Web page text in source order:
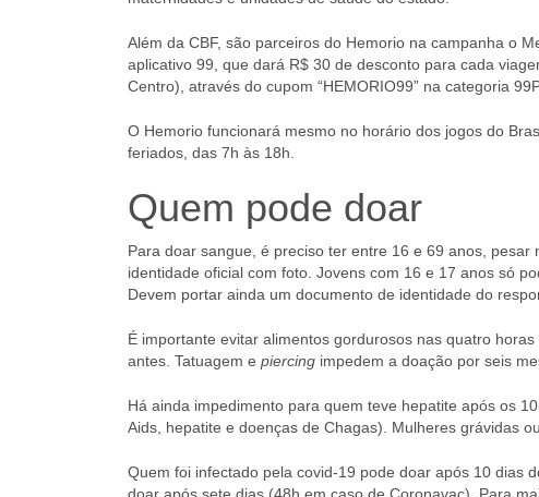
Além da CBF, são parceiros do Hemorio na campanha o
aplicativo 99, que dará R$ 30 de desconto para cada
Centro), através do cupom “HEMORIO99” na categoria
O Hemorio funcionará mesmo no horário dos jogos do
feriados, das 7h às 18h.
Quem pode doar
Para doar sangue, é preciso ter entre 16 e 69 anos,
identidade oficial com foto. Jovens com 16 e 17 anos só
Devem portar ainda um documento de identidade do
É importante evitar alimentos gordurosos nas quatro
antes. Tatuagem e piercing impedem a doação por seis
Há ainda impedimento para quem teve hepatite após os
Aids, hepatite e doenças de Chagas). Mulheres grávidas
Quem foi infectado pela covid-19 pode doar após 10 dias